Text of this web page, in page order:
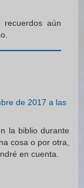
aún
de 2017 a las
la biblio durante
cosa o por otra,
en cuenta.